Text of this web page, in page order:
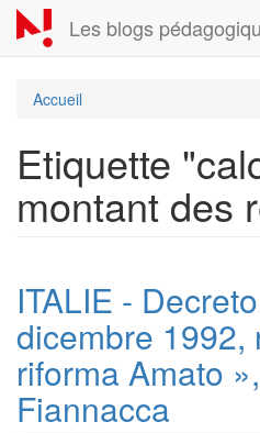
Aller
au
contenu
Les blogs
Accueil
Etiquette
montant des
ITALIE -
dicembre 1992,
riforma Amato
Fiannacca